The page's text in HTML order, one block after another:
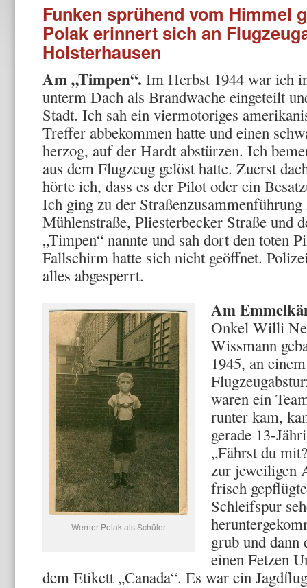
Funken sprühend vom Himmel
Polak erinnert sich an
Holsterhausen
Am „Timpen“. Im Herbst 1944 war ich
unterm Dach als Brandwache eingeteilt
Stadt. Ich sah ein viermotoriges
Treffer abbekommen hatte und einen
herzog, auf der Hardt abstürzen. Ich
aus dem Flugzeug gelöst hatte. Zuerst
hörte ich, dass es der Pilot oder ein
Ich ging zu der
Mühlenstraße, Pliesterbecker Straße und
„Timpen“ nannte und sah dort den toten
Fallschirm hatte sich nicht geöffnet.
alles abgesperrt.
Werner Polak als Schüler
Am
Onkel Willi
Wissmann
1945, an
waren ein
runter kam,
gerade 13-
„Fährst du
zur jeweiligen
frisch
Schleifspur
grub und
einen Fetzen
dem Etikett „Canada“. Es war ein